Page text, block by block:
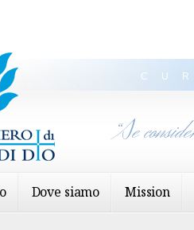
Dove siamo Mission
“Se